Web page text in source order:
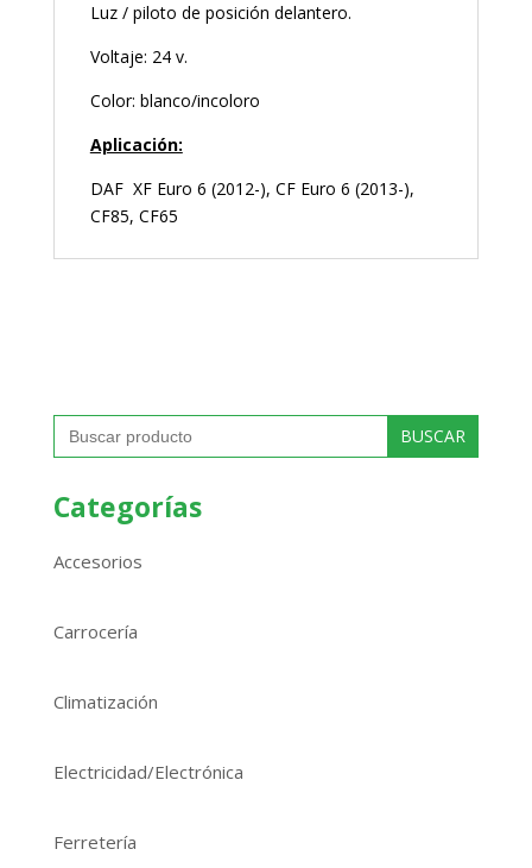
Luz / piloto de posición delantero.
Voltaje: 24 v.
Color: blanco/incoloro
Aplicación:
DAF XF Euro 6 (2012-), CF Euro 6 (2013-),
CF85, CF65
Buscar:
Categorías
Accesorios
Carrocería
Climatización
Electricidad/Electrónica
Ferretería